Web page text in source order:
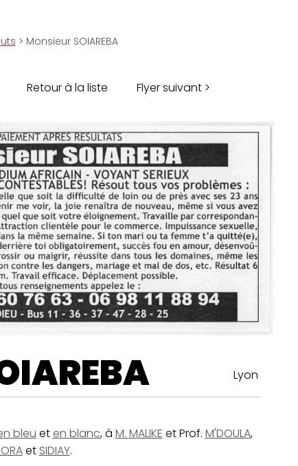
> Monsieur SOIAREBA
Retour à la liste Flyer suivant >
Lyon
bleu et en blanc, à M. MALIKE et Prof. M'DOULA,
et SIDIAY.